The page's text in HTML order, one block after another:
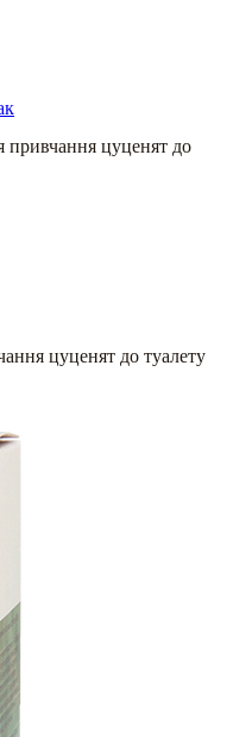
привчання цуценят до
цуценят до туалету